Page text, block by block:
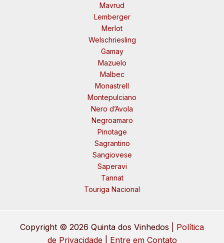
Mavrud
Lemberger
Merlot
Welschriesling
Gamay
Mazuelo
Malbec
Monastrell
Montepulciano
Nero d’Avola
Negroamaro
Pinotage
Sagrantino
Sangiovese
Saperavi
Tannat
Touriga Nacional
Copyright © 2026 Quinta dos Vinhedos | Política
de Privacidade
Entre em Contato